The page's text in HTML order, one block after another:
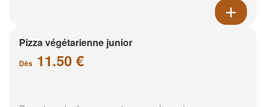
Pizza végétarienne junior
Dès 11.50 €